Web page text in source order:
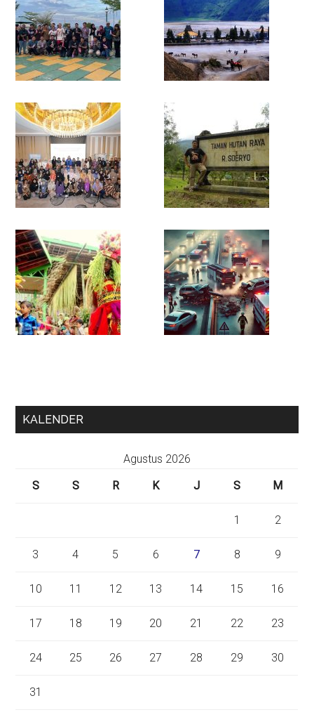
KALENDER
Agustus 2026
S
S R K J S M
1 2
3 4 5 6 7 8 9
10 11 12 13 14 15 16
17 18 19 20 21 22 23
24 25 26 27 28 29 30
31